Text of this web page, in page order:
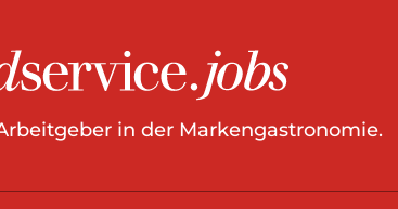
in der Markengastronomie.